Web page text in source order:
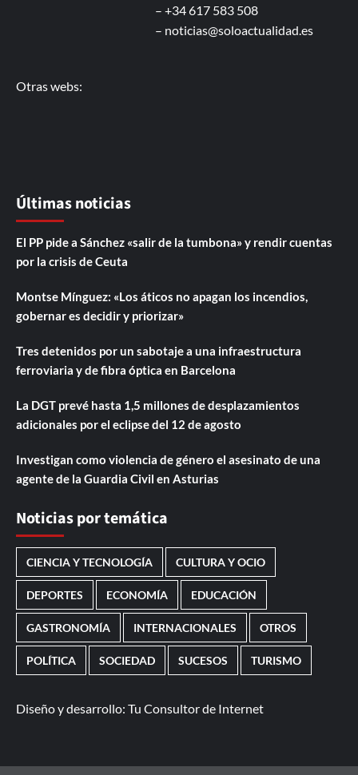
– +34 617 583 508
– noticias@soloactualidad.es
Otras webs:
Últimas noticias
El PP pide a Sánchez «salir de la tumbona» y rendir cuentas
por la crisis de Ceuta
Montse Mínguez: «Los áticos no apagan los incendios,
gobernar es decidir y priorizar»
Tres detenidos por un sabotaje a una infraestructura
ferroviaria y de fibra óptica en Barcelona
La DGT prevé hasta 1,5 millones de desplazamientos
adicionales por el eclipse del 12 de agosto
Investigan como violencia de género el asesinato de una
agente de la Guardia Civil en Asturias
Noticias por temática
CIENCIA Y TECNOLOGÍA CULTURA Y OCIO
DEPORTES ECONOMÍA EDUCACIÓN
GASTRONOMÍA INTERNACIONALES OTROS
POLÍTICA SOCIEDAD SUCESOS TURISMO
Diseño y desarrollo: Tu Consultor de Internet